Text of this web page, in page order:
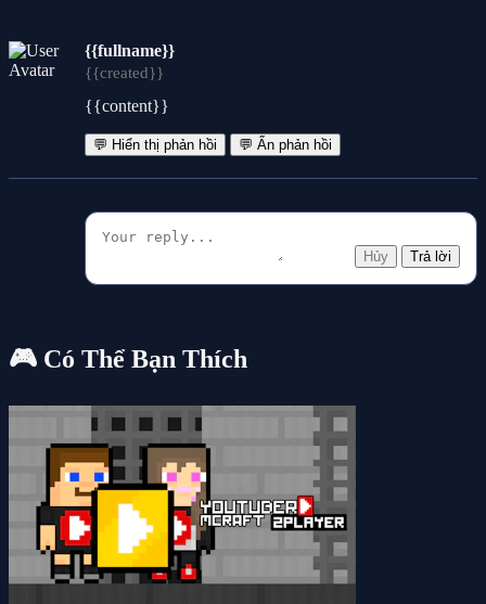
{{fullname}}
{{created}}
{{content}}
💬 Hiển thị phản hồi 💬 Ẩn phản hồi
Hủy Trả lời
🎮 Có Thể Bạn Thích